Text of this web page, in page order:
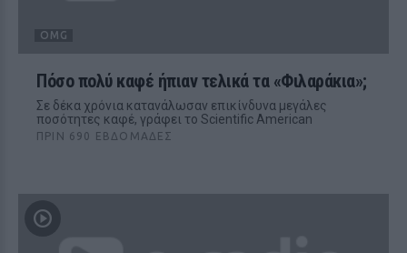
OMG
Πόσο πολύ καφέ ήπιαν τελικά τα «Φιλαράκια»;
Σε δέκα χρόνια κατανάλωσαν επικίνδυνα μεγάλες
ποσότητες καφέ, γράφει το Scientific American
ΠΡΙΝ 690 ΕΒΔΟΜΆΔΕΣ